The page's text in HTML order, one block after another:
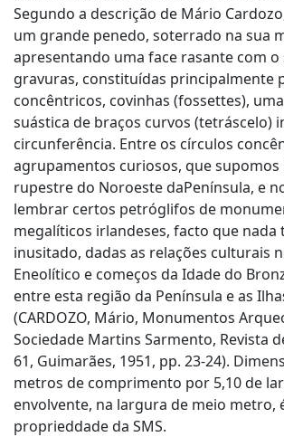
Segundo a descrição de Mário
um grande penedo, soterrado na sua
apresentando uma face rasante com
gravuras, constituídas principalmente
concêntricos, covinhas (fossettes),
suástica de braços curvos (tetráscelo)
circunferência. Entre os círculos
agrupamentos curiosos, que
rupestre do Noroeste daPenínsula, e
lembrar certos petróglifos de
megalíticos irlandeses, facto que nada
inusitado, dadas as relações culturais
Eneolítico e começos da Idade do
entre esta região da Península e as
(CARDOZO, Mário, Monumentos
Sociedade Martins Sarmento, Revista
61, Guimarães, 1951, pp. 23-24).
metros de comprimento por 5,10 de
envolvente, na largura de meio metro,
proprieddade da SMS.